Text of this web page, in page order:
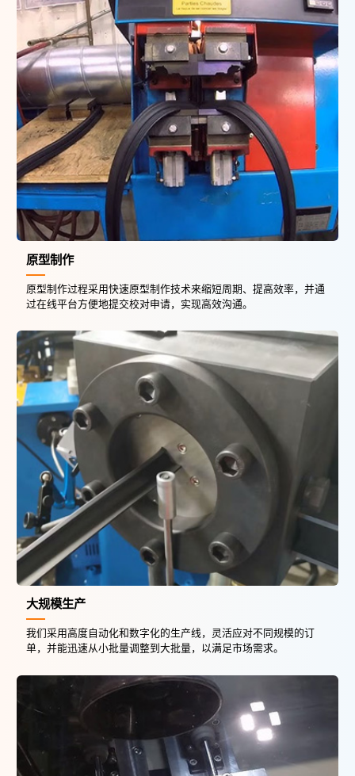
原型制作
原型制作过程采用快速原型制作技术来缩短周期、提高效率，并通
过在线平台方便地提交校对申请，实现高效沟通。
大规模生产
我们采用高度自动化和数字化的生产线，灵活应对不同规模的订
单，并能迅速从小批量调整到大批量，以满足市场需求。